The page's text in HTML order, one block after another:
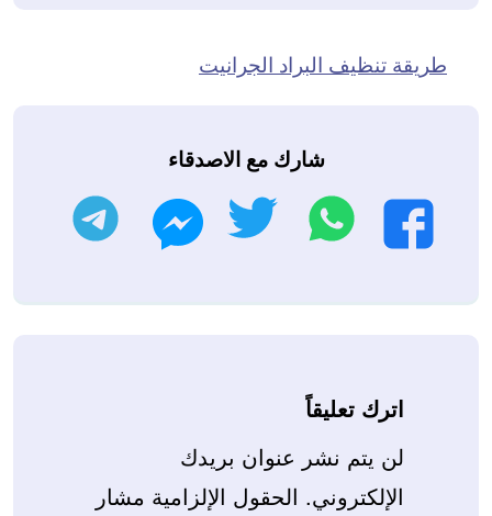
طريقة تنظيف البراد الجرانيت
شارك مع الاصدقاء
فيسبوك
واتساب تويتر ماسنجر
اترك تعليقاً
لن يتم نشر عنوان بريدك
الإلكتروني. الحقول الإلزامية مشار